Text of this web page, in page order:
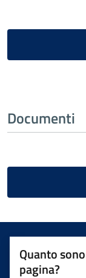
Documenti
Quanto
pagina?